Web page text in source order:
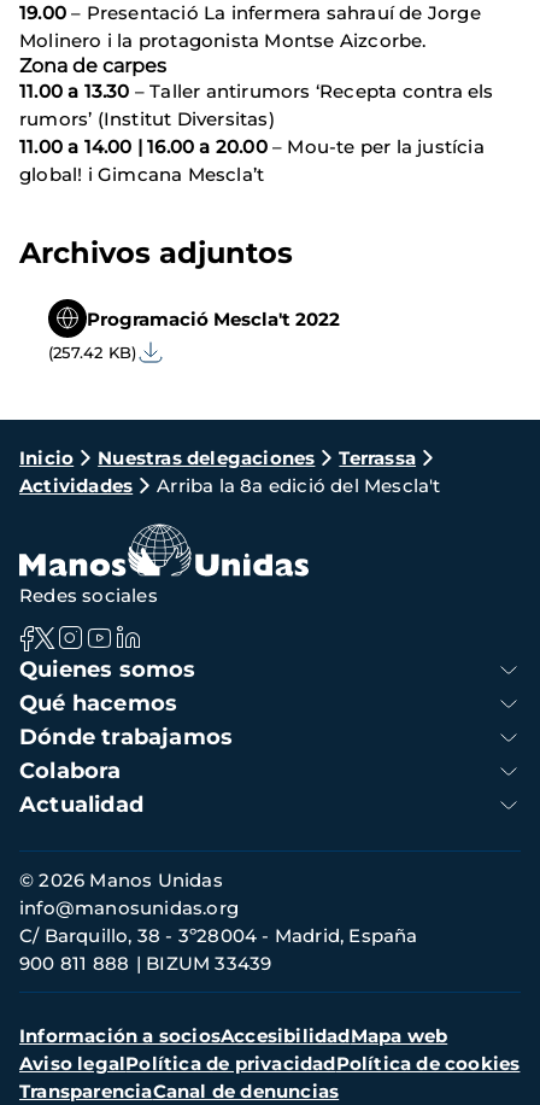
19.00 – Presentació La infermera sahrauí de Jorge
Molinero i la protagonista Montse Aizcorbe.
Zona de carpes
11.00 a 13.30 – Taller antirumors ‘Recepta contra els
rumors’ (Institut Diversitas)
11.00 a 14.00 | 16.00 a 20.00– Mou-te per la justícia
global! i Gimcana Mescla’t
Archivos adjuntos
Programació Mescla't 2022
(257.42 KB)
Ruta
de
navegación
Inicio Nuestras delegaciones
Terrassa
Actividades
Arriba la 8a edició del Mescla't
Navegación
principal
Quienes somos
Qué hacemos
Dónde trabajamos
Colabora
Actualidad
Redes sociales
Información
de
contacto
© 2026 Manos Unidas
C/ Barquillo, 38 - 3º28004 - Madrid, España
900 811 888
BIZUM 33439
info@manosunidas.org
Menú
secundario
Información a sociosAccesibilidadMapa web
Aviso legalPolítica de privacidadPolítica de cookies
TransparenciaCanal de denuncias